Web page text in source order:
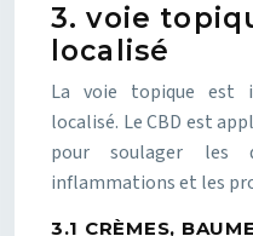
3. voie
localisé
La voie topique est
localisé. Le CBD est
pour soulager les
inflammations et les
3.1 CRÈMES,